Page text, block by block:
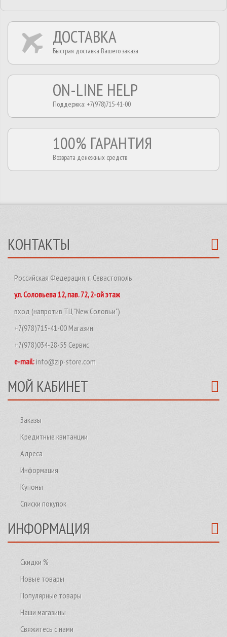
ДОСТАВКА
Быстрая доставка Вашего заказа
ON-LINE HELP
Поддержка: +7(978)715-41-00
100% ГАРАНТИЯ
Возврата денежных средств
КОНТАКТЫ
Российская Федерация, г. Севастополь
ул. Соловьева 12, пав. 72, 2-ой этаж
вход (напротив ТЦ "New Соловьи")
+7(978)715-41-00 Магазин
+7(978)034-28-55 Сервис
e-mail: info@zip-store.com
МОЙ КАБИНЕТ
Заказы
Кредитные квитанции
Адреса
Информация
Купоны
Списки покупок
ИНФОРМАЦИЯ
Скидки %
Новые товары
Популярные товары
Наши магазины
Свяжитесь с нами